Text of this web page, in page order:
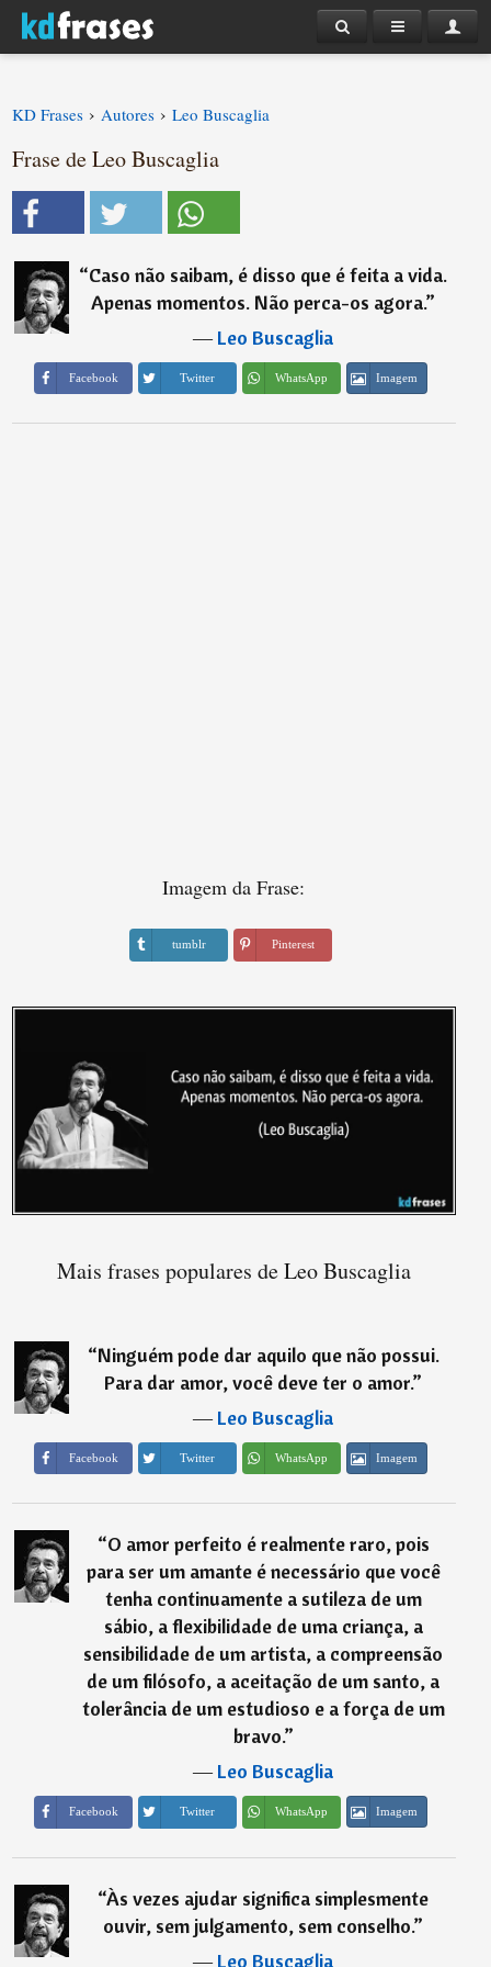
KD Frases › Autores › Leo Buscaglia
Frase de Leo Buscaglia
“Caso não saibam, é disso que é feita a vida.
Apenas momentos. Não perca-os agora.”
―Leo Buscaglia
Facebook Twitter WhatsApp Imagem
Imagem da Frase:
tumblr Pinterest
Mais frases populares de Leo Buscaglia
“Ninguém pode dar aquilo que não possui.
Para dar amor, você deve ter o amor.”
―Leo Buscaglia
Facebook Twitter WhatsApp Imagem
“O amor perfeito é realmente raro, pois
para ser um amante é necessário que você
tenha continuamente a sutileza de um
sábio, a flexibilidade de uma criança, a
sensibilidade de um artista, a compreensão
de um filósofo, a aceitação de um santo, a
tolerância de um estudioso e a força de um
bravo.”
―Leo Buscaglia
Facebook Twitter WhatsApp Imagem
“Às vezes ajudar significa simplesmente
ouvir, sem julgamento, sem conselho.”
―Leo Buscaglia